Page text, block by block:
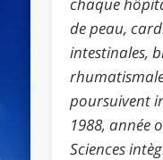
de peau,
intestinales,
poursuivent
1988, année
Sciences